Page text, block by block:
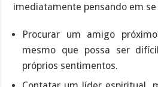
imediatamente pensando em se
Procurar um amigo
mesmo que possa ser
próprios sentimentos.